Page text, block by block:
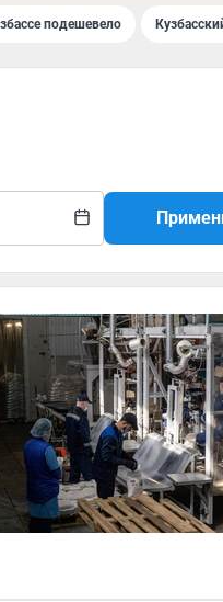
подешевело